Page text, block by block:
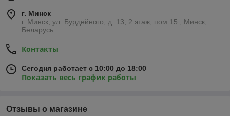
г. Минск
г. Минск, ул. Бурдейного, д. 13, 2 этаж, пом.15 , Минск,
Беларусь
Контакты
Сегодня работает с 10:00 до 18:00
Показать весь график работы
Отзывы о магазине